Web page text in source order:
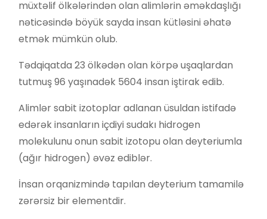
müxtəlif ölkələrindən olan alimlərin əməkdaşlığı
nəticəsində böyük sayda insan kütləsini əhatə
etmək mümkün olub.
Tədqiqatda 23 ölkədən olan körpə uşaqlardan
tutmuş 96 yaşınadək 5604 insan iştirak edib.
Alimlər sabit izotoplar adlanan üsuldan istifadə
edərək insanların içdiyi sudakı hidrogen
molekulunu onun sabit izotopu olan deyteriumla
(ağır hidrogen) əvəz ediblər.
İnsan orqanizmində tapılan deyterium tamamilə
zərərsiz bir elementdir.